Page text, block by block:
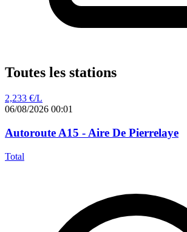
Toutes les stations
2,233 €/L
06/08/2026 00:01
Autoroute A15 - Aire De Pierrelaye
Total